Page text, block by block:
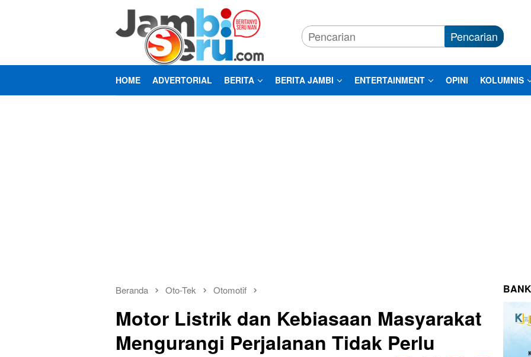
Pencarian
HOME ADVERTORIAL BERITA BERITA JAMBI ENTERTAINMENT OPINI KOLUMNIS
Beranda Oto-Tek Otomotif
Motor Listrik dan Kebiasaan Masyarakat
Mengurangi Perjalanan Tidak Perlu